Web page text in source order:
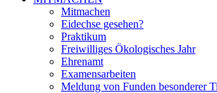
Mitmachen
Eidechse gesehen?
Praktikum
Freiwilliges Ökologisches Jahr
Ehrenamt
Examensarbeiten
Meldung von Funden besonderer